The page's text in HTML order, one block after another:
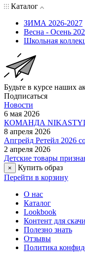
Каталог
ЗИМА 2026-2027
Весна - Осень
Школьная
Будьте в курсе наших
Подписаться
Новости
6 мая 2026
КОМАНДА
8 апреля 2026
Апгрейд Ретейл 2026
2 апреля 2026
Детские товары
×
Купить образ
Перейти в корзину
О нас
Каталог
Lookbook
Контент для
Полезно знать
Отзывы
Политика